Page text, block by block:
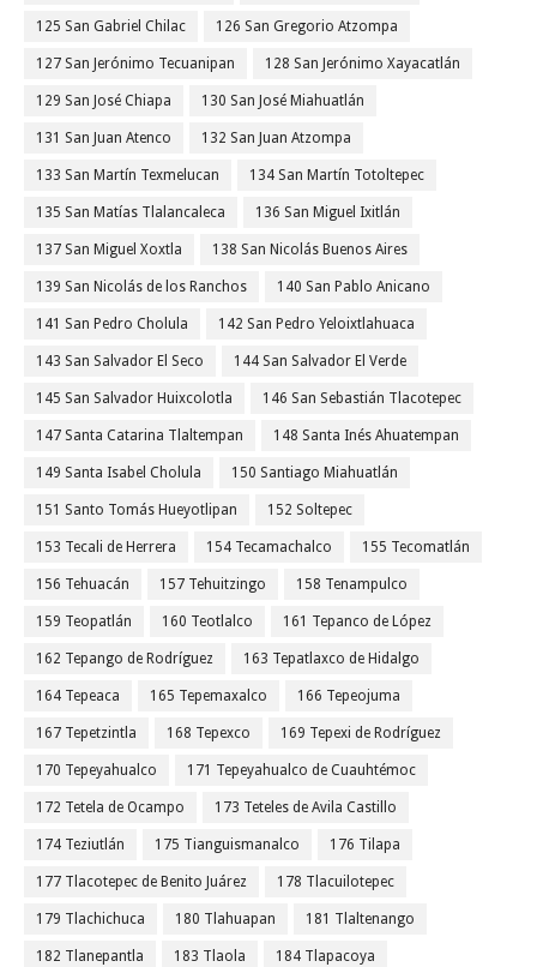
125 San Gabriel Chilac 126 San Gregorio Atzompa
127 San Jerónimo Tecuanipan 128 San Jerónimo Xayacatlán
129 San José Chiapa 130 San José Miahuatlán
131 San Juan Atenco 132 San Juan Atzompa
133 San Martín Texmelucan 134 San Martín Totoltepec
135 San Matías Tlalancaleca 136 San Miguel Ixitlán
137 San Miguel Xoxtla 138 San Nicolás Buenos Aires
139 San Nicolás de los Ranchos 140 San Pablo Anicano
141 San Pedro Cholula 142 San Pedro Yeloixtlahuaca
143 San Salvador El Seco 144 San Salvador El Verde
145 San Salvador Huixcolotla 146 San Sebastián Tlacotepec
147 Santa Catarina Tlaltempan 148 Santa Inés Ahuatempan
149 Santa Isabel Cholula 150 Santiago Miahuatlán
151 Santo Tomás Hueyotlipan 152 Soltepec
153 Tecali de Herrera 154 Tecamachalco 155 Tecomatlán
156 Tehuacán 157 Tehuitzingo 158 Tenampulco
159 Teopatlán 160 Teotlalco 161 Tepanco de López
162 Tepango de Rodríguez 163 Tepatlaxco de Hidalgo
164 Tepeaca 165 Tepemaxalco 166 Tepeojuma
167 Tepetzintla 168 Tepexco 169 Tepexi de Rodríguez
170 Tepeyahualco 171 Tepeyahualco de Cuauhtémoc
172 Tetela de Ocampo 173 Teteles de Avila Castillo
174 Teziutlán 175 Tianguismanalco 176 Tilapa
177 Tlacotepec de Benito Juárez 178 Tlacuilotepec
179 Tlachichuca 180 Tlahuapan 181 Tlaltenango
182 Tlanepantla 183 Tlaola 184 Tlapacoya